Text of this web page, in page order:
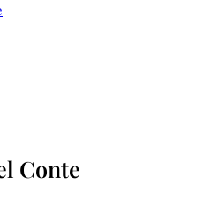
Conte